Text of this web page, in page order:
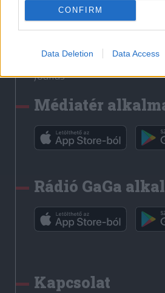
CONFIRM
Data Deletion Data Access
Erdélyi Napló
Főtér
Rádió GaGa
Jóállás
Médiatér
Rádió GaGa
Kapcsolat